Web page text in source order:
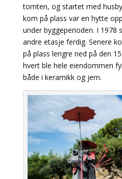
tomten, og startet med
kom på plass var en hytte
under byggeperioden. I 1978
andre etasje ferdig. Senere
på plass lengre ned på den
hvert ble hele eiendommen
både i keramikk og jern.